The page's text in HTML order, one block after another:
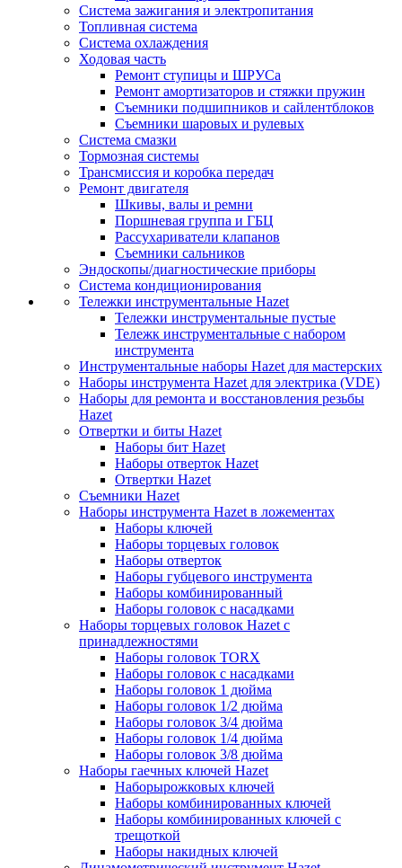
Система зажигания и электропитания
Топливная система
Система охлаждения
Ходовая часть
Ремонт ступицы и ШРУСа
Ремонт амортизаторов и стяжки пружин
Съемники подшипников и сайлентблоков
Съемники шаровых и рулевых
Система смазки
Тормозная системы
Трансмиссия и коробка передач
Ремонт двигателя
Шкивы, валы и ремни
Поршневая группа и ГБЦ
Рассухариватели клапанов
Съемники сальников
Эндоскопы/диагностические приборы
Система кондиционирования
Тележки инструментальные Hazet
Тележки инструментальные пустые
Тележк инструментальные с набором
инструмента
Инструментальные наборы Hazet для мастерских
Наборы инструмента Hazet для электрика (VDE)
Наборы для ремонта и восстановления резьбы
Hazet
Отвертки и биты Hazet
Наборы бит Hazet
Наборы отверток Hazet
Отвертки Hazet
Съемники Hazet
Наборы инструмента Hazet в ложементах
Наборы ключей
Наборы торцевых головок
Наборы отверток
Наборы губцевого инструмента
Наборы комбинированный
Наборы головок с насадками
Наборы торцевых головок Hazet с
принадлежностями
Наборы головок TORX
Наборы головок с насадками
Наборы головок 1 дюйма
Наборы головок 1/2 дюйма
Наборы головок 3/4 дюйма
Наборы головок 1/4 дюйма
Наборы головок 3/8 дюйма
Наборы гаечных ключей Hazet
Наборырожковых ключей
Наборы комбинированных ключей
Наборы комбинированных ключей с
трещоткой
Наборы накидных ключей